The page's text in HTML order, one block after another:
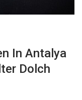
In Antalya
Dolch